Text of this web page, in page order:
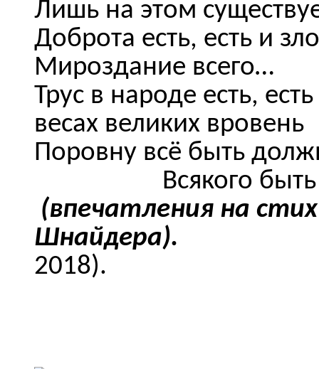
Лишь на этом
Доброта есть, есть и зло
Мироздание всего…
Трус в народе есть,
весах великих вровень
Поровну всё быть
Всякого
(впечатления на
Шнайдера).
2018).